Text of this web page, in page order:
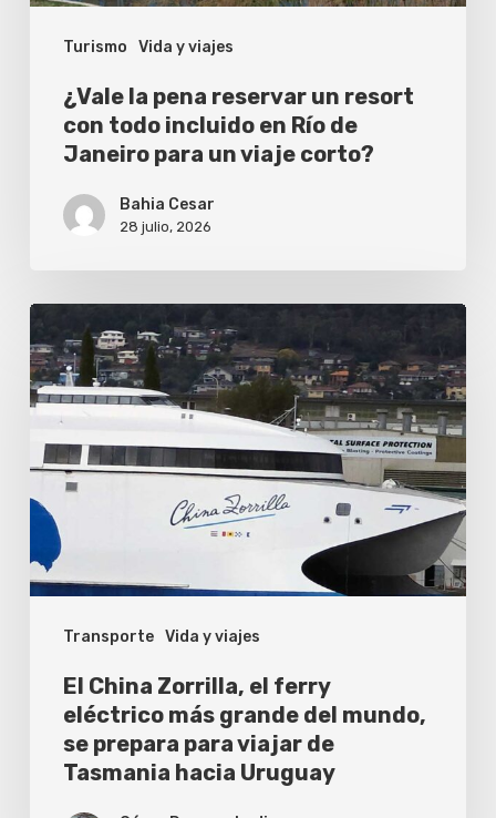
Turismo Vida y viajes
incluido
Janeiro
¿Vale la pena reservar un resort
con todo incluido en Río de
Janeiro para un viaje corto?
Bahia Cesar
28 julio, 2026
Transporte Vida y viajes
El
China
Zorrilla,
ferry
eléctrico
más
grande
del
mundo,
prepara
para
viajar
El China Zorrilla, el ferry
eléctrico más grande del mundo,
se prepara para viajar de
Tasmania hacia Uruguay